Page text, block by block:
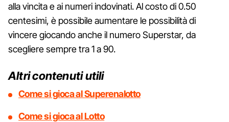
alla vincita e ai numeri indovinati. Al costo di 0.50
centesimi, è possibile aumentare le possibilità di
vincere giocando anche il numero Superstar, da
scegliere sempre tra 1 a 90.
Altri contenuti utili
Come si gioca al Superenalotto
Come si gioca al Lotto